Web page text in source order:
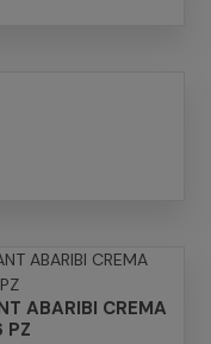
ABARIBI CREMA
PZ